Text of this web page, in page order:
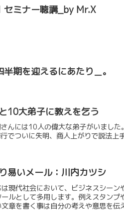
ミナー聴講_by Mr.X
半期を迎えるにあたり＿。
10大弟子に教えを乞う
んには10人の偉大な弟子がいまし
でついに失明、商人上がりで説法上
易いメール：川内カツシ
現代社会において、ビジネスシー
ールとして多用します。例えスタン
文章を書く事は自分の考えや意思を伝